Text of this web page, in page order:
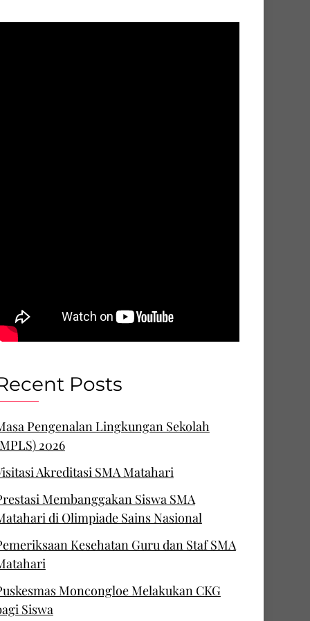
Posts
Pengenalan Lingkungan Sekolah
2026
Akreditasi SMA Matahari
Membanggakan Siswa SMA
di Olimpiade Sains Nasional
Kesehatan Guru dan Staf SMA
Moncongloe Melakukan CKG
Siswa